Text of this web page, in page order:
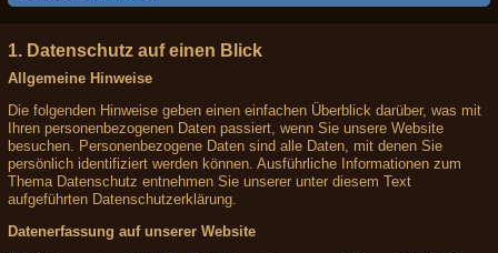
1. Datenschutz auf einen Blick
Allgemeine Hinweise
Die folgenden Hinweise geben einen einfachen Überblick darüber, was mit
Ihren personenbezogenen Daten passiert, wenn Sie unsere Website
besuchen. Personenbezogene Daten sind alle Daten, mit denen Sie
persönlich identifiziert werden können. Ausführliche Informationen zum
Thema Datenschutz entnehmen Sie unserer unter diesem Text
aufgeführten Datenschutzerklärung.
Datenerfassung auf unserer Website